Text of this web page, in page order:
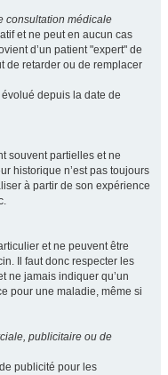
consultation médicale
et ne peut en aucun cas
d’un patient "expert" de
de retarder ou de remplacer
depuis la date de
souvent partielles et ne
historique n’est pas toujours
à partir de son expérience
et ne peuvent être
Il faut donc respecter les
ne jamais indiquer qu’un
pour une maladie, même si
publicitaire ou de
publicité pour les